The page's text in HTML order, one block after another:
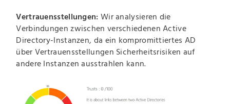
Vertrauensstellungen: Wir analysieren die
Verbindungen zwischen verschiedenen Active
Directory-Instanzen, da ein kompromittiertes AD
über Vertrauensstellungen Sicherheitsrisiken auf
andere Instanzen ausstrahlen kann.